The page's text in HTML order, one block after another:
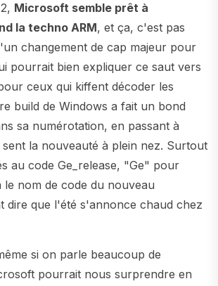
Microsoft semble prêt à
la techno ARM, et ça, c'est pas
changement de cap majeur pour
pourrait bien expliquer ce saut vers
ceux qui kiffent décoder les
build de Windows a fait un bond
sa numérotation, en passant à
la nouveauté à plein nez. Surtout
au code Ge_release, "Ge" pour
le nom de code du nouveau
dire que l'été s'annonce chaud chez
si on parle beaucoup de
pourrait nous surprendre en